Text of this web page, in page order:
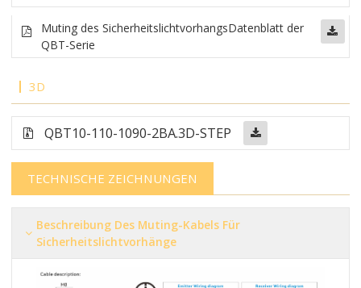
Muting des SicherheitslichtvorhangsDatenblatt der
QBT-Serie
3D
QBT10-110-1090-2BA.3D-STEP
TECHNISCHE ZEICHNUNGEN
Beschreibung Des Muting-Kabels Für
Sicherheitslichtvorhänge